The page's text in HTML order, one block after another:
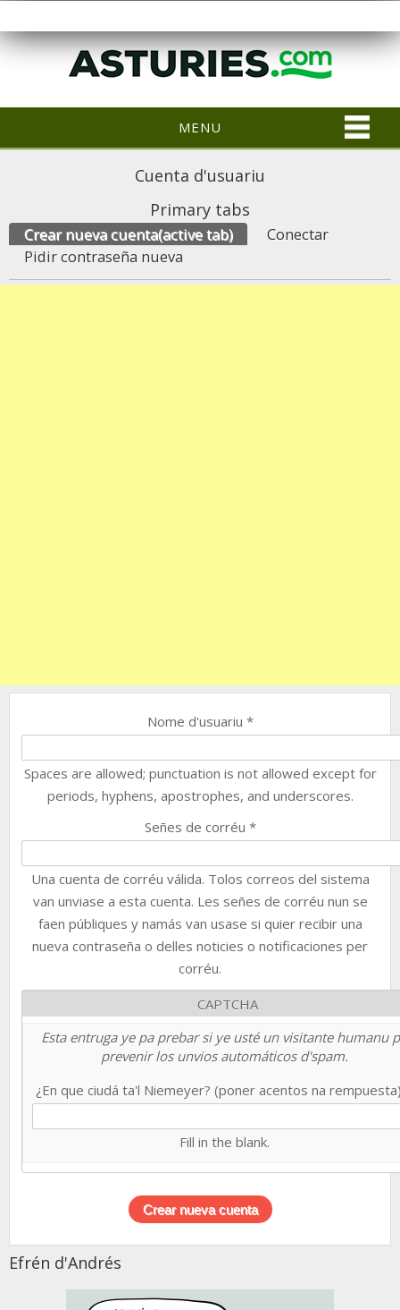
MENU
Cuenta d'usuariu
Primary tabs
Crear nueva cuenta(active tab)
Conectar
Pidir contraseña nueva
Nome d'usuariu *
Spaces are allowed; punctuation is not allowed except for
periods, hyphens, apostrophes, and underscores.
Señes de corréu *
Una cuenta de corréu válida. Tolos correos del sistema
van unviase a esta cuenta. Les señes de corréu nun se
faen públiques y namás van usase si quier recibir una
nueva contraseña o delles noticies o notificaciones per
corréu.
CAPTCHA
Esta entruga ye pa prebar si ye usté un visitante humanu
prevenir los unvios automáticos d'spam.
¿En que ciudá ta'l Niemeyer? (poner acentos na
Fill in the blank.
Efrén d'Andrés